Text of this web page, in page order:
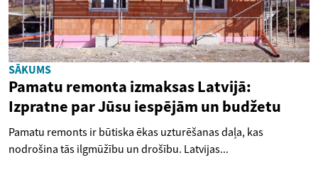
SĀKUMS
Pamatu remonta izmaksas Latvijā:
Izpratne par Jūsu iespējām un budžetu
Pamatu remonts ir būtiska ēkas uzturēšanas daļa, kas
nodrošina tās ilgmūžību un drošību. Latvijas...